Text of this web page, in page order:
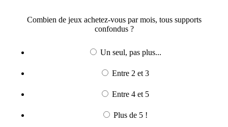
Combien de jeux achetez-vous par mois, tous supports
confondus ?
Un seul, pas plus...
Entre 2 et 3
Entre 4 et 5
Plus de 5 !